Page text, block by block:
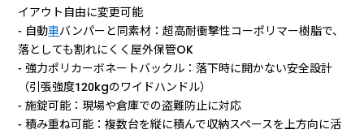
イアウト自由に変更可能
- 自動車バンパーと同素材：超高耐衝撃性コーポリマー樹脂で、
落としても割れにくく屋外保管OK
- 強力ポリカーボネートバックル：落下時に開かない安全設計
（引張強度120kgのワイドハンドル）
- 施錠可能：現場や倉庫での盗難防止に対応
- 積み重ね可能：複数台を縦に積んで収納スペースを上方向に活